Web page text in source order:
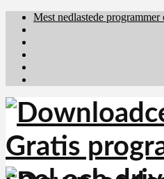
Mest nedlastede